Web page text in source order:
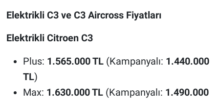
Elektrikli C3 ve C3 Aircross Fiyatları
Elektrikli Citroen C3
Plus: 1.565.000 TL(Kampanyalı: 1.440.000
TL)
Max: 1.630.000 TL(Kampanyalı: 1.490.000